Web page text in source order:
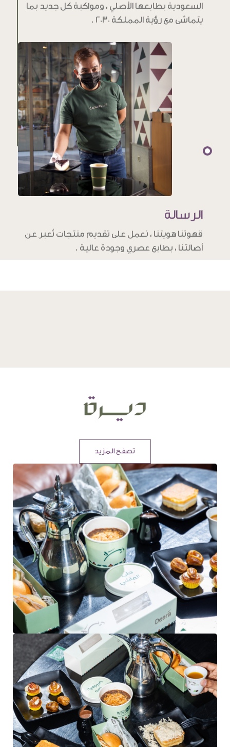
السعودية بطابعها الأصلي ، ومواكبة كل جديد بما
يتماشى مع رؤية المملكة 2030 .
الرسالة
قهوتنا هويتنا ، نعمل على تقديم منتجات تُعبر عن
أصالتنا ، بطابع عصري وجودة عالية .
تصفح المزيد